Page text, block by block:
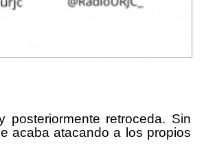
retroceda. Sin
acaba atacando a los propios